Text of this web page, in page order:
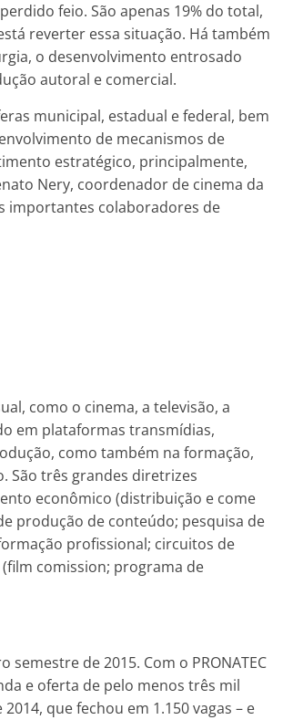
feio. São apenas 19% do total,
reverter essa situação. Há também
o desenvolvimento entrosado
autoral e comercial.
municipal, estadual e federal, bem
de mecanismos de
estratégico, principalmente,
Nery, coordenador de cinema da
importantes colaboradores de
como o cinema, a televisão, a
em plataformas transmídias,
como também na formação,
São três grandes diretrizes
econômico (distribuição e come
produção de conteúdo; pesquisa de
profissional; circuitos de
comission; programa de
de 2015. Com o PRONATEC
e oferta de pelo menos três mil
que fechou em 1.150 vagas – e